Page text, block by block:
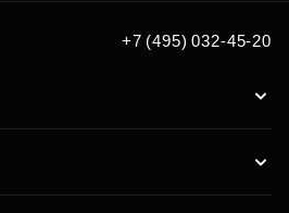
+7 (495) 032-45-20